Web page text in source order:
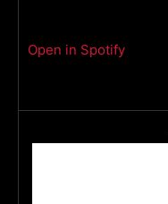
Open in Spotify